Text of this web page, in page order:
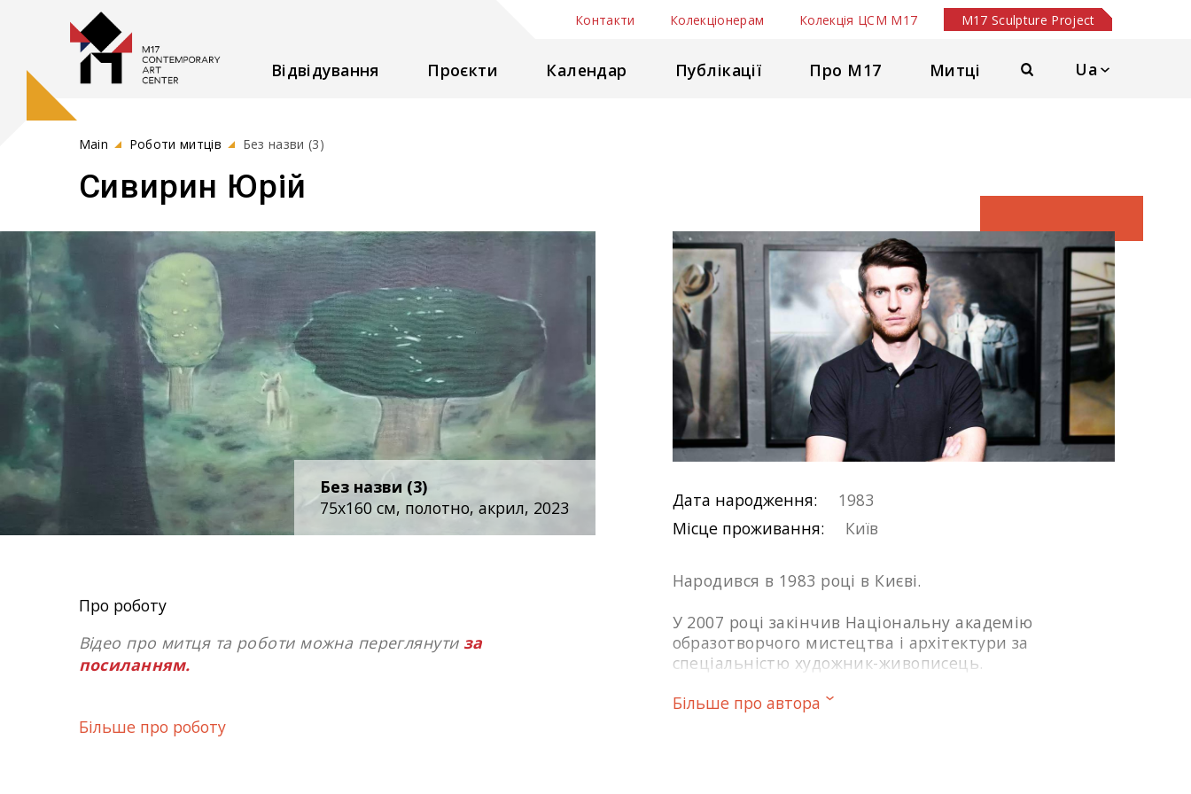
Ua
Відвідування Проєкти Календар Публікації Про М17 Митці
Контакти Колекціонерам Колекція ЦСМ М17 M17 Sculpture Project
Main Роботи митців Без назви (3)
Сивирин Юрій
Без назви (3)
75x160 cм, полотно, акрил, 2023
Про роботу
Відео про митця та роботи можна переглянути за
посиланням.
перед наближенням звукового удару. Цей інтервал виникає
Більше про роботу
Дата народження:
1983
Місце проживання:
Київ
Народився в 1983 році в Києві.
У 2007 році закінчив Національну академію
образотворчого мистецтва і архітектури за
спеціальністю художник-живописець.
З 2007 по 2010 роки – проходив стажування в
Більше про автора